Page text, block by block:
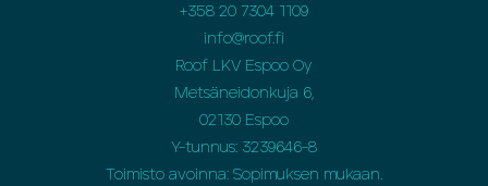
+358 20 7304 1109
info@roof.fi
Roof LKV Espoo Oy
Metsäneidonkuja 6,
02130 Espoo
Y-tunnus: 3239646-8
Toimisto avoinna: Sopimuksen mukaan.